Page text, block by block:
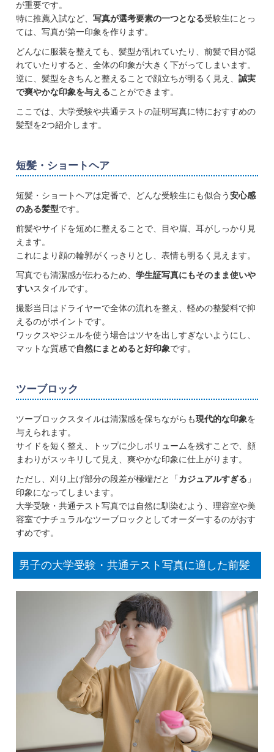
が重要です。
特に推薦入試など、 写真が選考要素の一つとなる受験生にとっ
ては、写真が第一印象を作ります。
どんなに服装を整えても、髪型が乱れていたり、前髪で目が隠
れていたりすると、全体の印象が大きく下がってしまいます。
逆に、髪型をきちんと整えることで顔立ちが明るく見え、 誠実
で爽やかな印象を与えることができます。
ここでは、大学受験や共通テストの証明写真に特におすすめの
髪型を2つ紹介します。
短髪・ショートヘア
短髪・ショートヘアは定番で、どんな受験生にも似合う安心感
のある髪型です。
前髪やサイドを短めに整えることで、目や眉、耳がしっかり見
えます。
これにより顔の輪郭がくっきりとし、表情も明るく見えます。
写真でも清潔感が伝わるため、 学生証写真にもそのまま使いや
すいスタイルです。
撮影当日はドライヤーで全体の流れを整え、軽めの整髪料で抑
えるのがポイントです。
ワックスやジェルを使う場合はツヤを出しすぎないようにし、
マットな質感で自然にまとめると好印象です。
ツーブロック
ツーブロックスタイルは清潔感を保ちながらも現代的な印象を
与えられます。
サイドを短く整え、トップに少しボリュームを残すことで、顔
まわりがスッキリして見え、爽やかな印象に仕上がります。
ただし、刈り上げ部分の段差が極端だと「カジュアルすぎる 」
印象になってしまいます。
大学受験・共通テスト写真では自然に馴染むよう、理容室や美
容室でナチュラルなツーブロックとしてオーダーするのがおす
すめです。
男子の大学受験・共通テスト写真に適した前髪